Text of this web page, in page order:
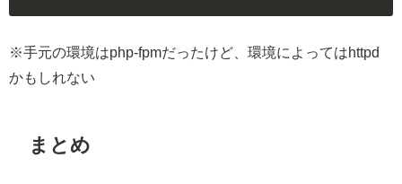
※手元の環境はphp-fpmだったけど、環境によってはhttpd
かもしれない
まとめ